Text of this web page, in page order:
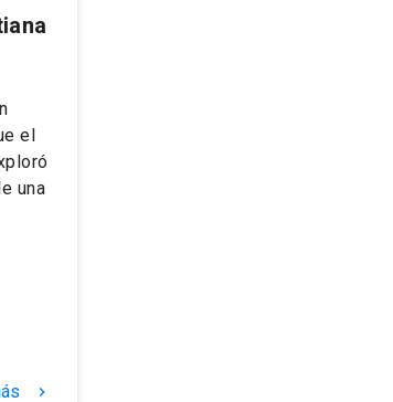
el
una
keyboard_arrow_right